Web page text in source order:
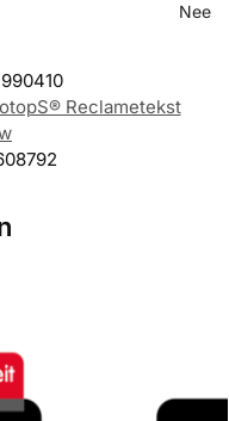
Nee
990410
Reclametekst